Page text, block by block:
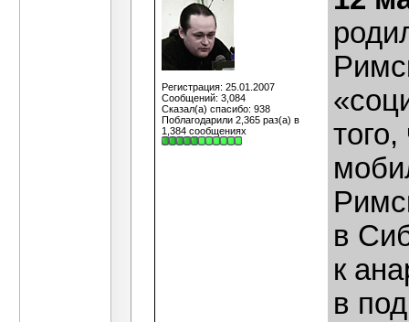
Регистрация: 25.01.2007
Сообщений: 3,084
Сказал(а) спасибо: 938
Поблагодарили 2,365 раз(а) в
1,384 сообщениях
в
к
в